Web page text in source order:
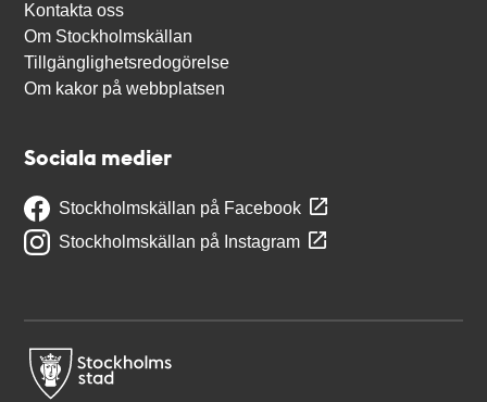
Kontakta oss
Om Stockholmskällan
Tillgänglighetsredogörelse
Om kakor på webbplatsen
Sociala medier
Stockholmskällan på Facebook
Stockholmskällan på Instagram